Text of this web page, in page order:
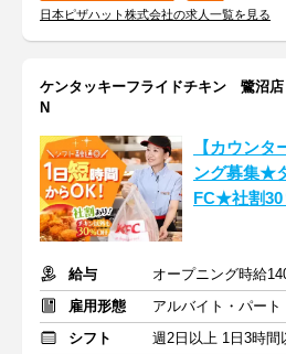
日本ピザハット株式会社の求人一覧を見る
ケンタッキーフライドチキン 鷺沼
N
【カウン
ング募集★
FC★社割30
給与
オープニング時給
雇用形態
アルバイト・パート
シフト
週2日以上 1日3時間